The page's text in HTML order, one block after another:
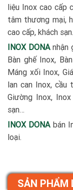
liệu Inox cao cấp
tâm thương mại,
cao cấp, khách
INOX DONAnhận
Bàn ghế Inox,
Máng xối Inox,
lan can Inox, cầu
Giường Inox,
sạn…
INOX DONAbán
loại.
SẢN PHẨM